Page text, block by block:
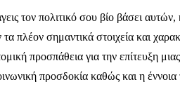
τον πολιτικό σου βίο βάσει αυτών,
πλέον σημαντικά στοιχεία και
προσπάθεια για την επίτευξη
προσδοκία καθώς και η